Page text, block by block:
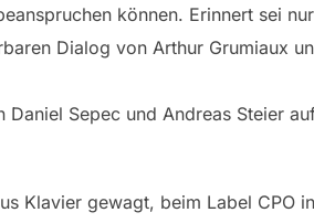
können. Erinnert sei
Dialog von Arthur Grumiaux
Sepec und Andreas Steier
Klavier gewagt, beim Label CPO